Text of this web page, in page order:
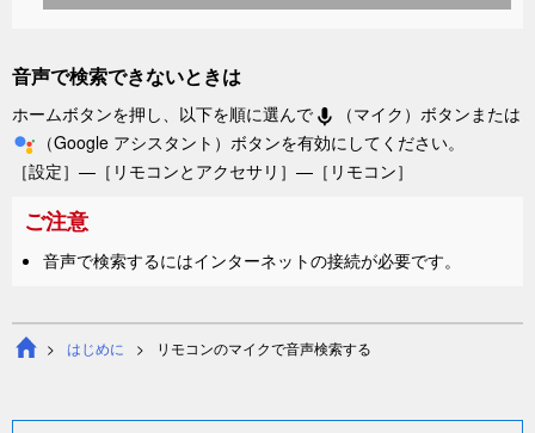
音声で検索できないときは
ホームボタンを押し、以下を順に選んで （マイク） ボタン または
（Google アシスタント） ボタンを有効にしてください。
［設定］—［ リモコンとアクセサリ ］—［ リモコン］
ご注意
音声で検索するにはインターネットの接続が必要です。
はじめに リモコンのマイクで音声検索する